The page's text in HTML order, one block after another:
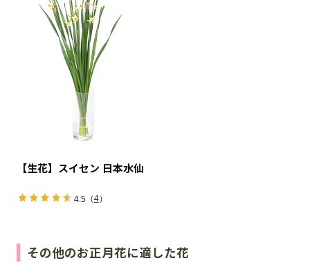
【生花】スイセン 日本水仙
4.5 （4）
その他のお正月花に適した花